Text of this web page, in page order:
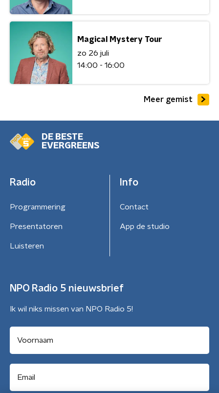
Magical Mystery Tour
zo 26 juli
14:00 - 16:00
Meer gemist
DE BESTE
EVERGREENS
Radio
Programmering
Presentatoren
Luisteren
Info
Contact
App de studio
NPO Radio 5 nieuwsbrief
Ik wil niks missen van NPO Radio 5!